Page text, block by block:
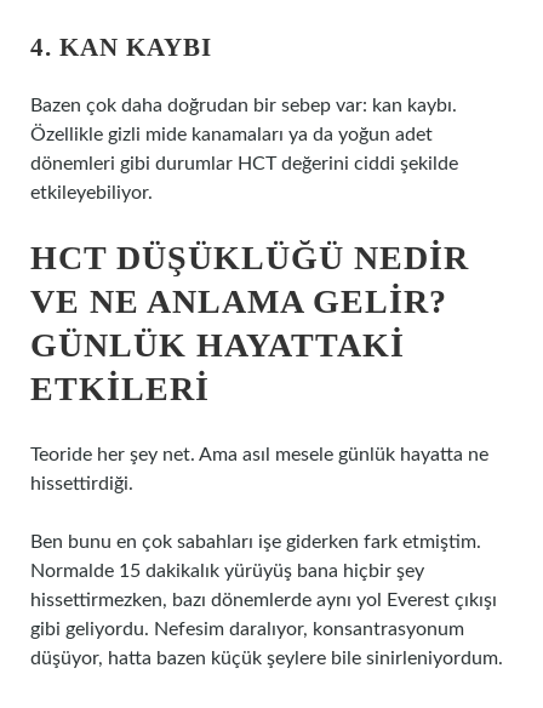
4. KAN KAYBI
Bazen çok daha doğrudan bir sebep var: kan kaybı.
Özellikle gizli mide kanamaları ya da yoğun adet
dönemleri gibi durumlar HCT değerini ciddi şekilde
etkileyebiliyor.
HCT DÜŞÜKLÜĞÜ NEDIR
VE NE ANLAMA GELIR?
GÜNLÜK HAYATTAKI
ETKILERI
Teoride her şey net. Ama asıl mesele günlük hayatta ne
hissettirdiği.
Ben bunu en çok sabahları işe giderken fark etmiştim.
Normalde 15 dakikalık yürüyüş bana hiçbir şey
hissettirmezken, bazı dönemlerde aynı yol Everest çıkışı
gibi geliyordu. Nefesim daralıyor, konsantrasyonum
düşüyor, hatta bazen küçük şeylere bile sinirleniyordum.